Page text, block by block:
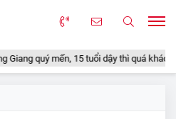
quý mến, 15 tuổi dậy thì quá khác, học